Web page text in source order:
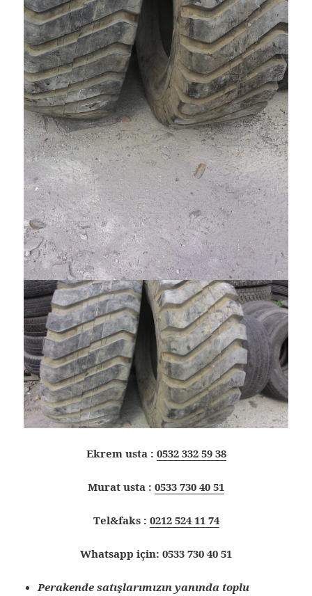
Ekrem usta : 0532 332 59 38
Murat usta : 0533 730 40 51
Tel&faks : 0212 524 11 74
Whatsapp için: 0533 730 40 51
Perakende satışlarımızın yanında toplu